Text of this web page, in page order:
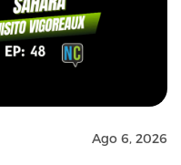
Ago 6, 2026